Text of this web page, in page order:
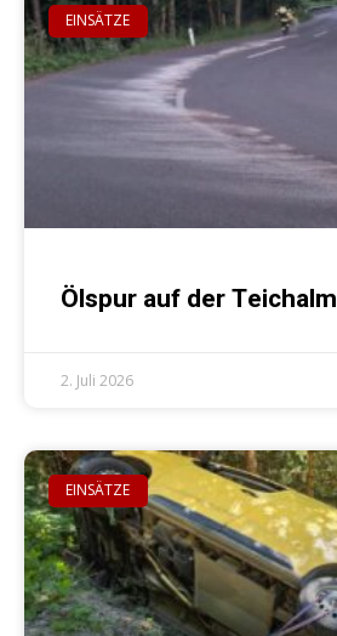
EINSÄTZE
Ölspur auf der Teichalm
2. Juli 2026
EINSÄTZE